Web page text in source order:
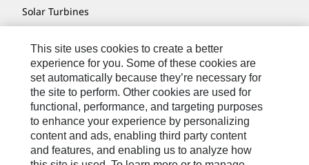
Solar Turbines
Turner Powertrain Systems
お問い合わせ先
サイト･マップ
Cookie Settings
This site uses cookies to create a better
experience for you. Some of these cookies are
set automatically because they’re necessary for
the site to perform. Other cookies are used for
functional, performance, and targeting purposes
to enhance your experience by personalizing
content and ads, enabling third party content
and features, and enabling us to analyze how